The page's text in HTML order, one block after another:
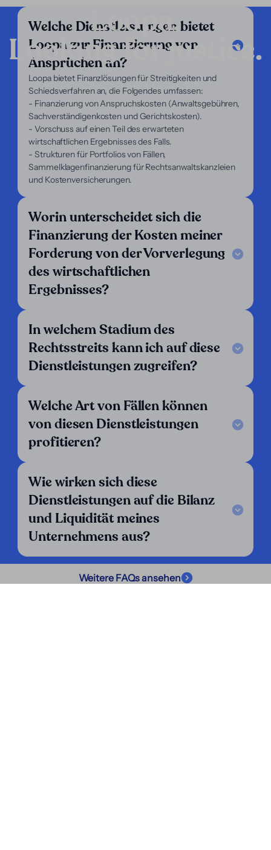
Welche Dienstleistungen bietet
Loopa zur Finanzierung von
Ansprüchen an?
Loopa bietet Finanzlösungen für Streitigkeiten und
Schiedsverfahren an, die Folgendes umfassen:
- Finanzierung von Anspruchskosten (Anwaltsgebühren,
Sachverständigenkosten und Gerichtskosten).
- Vorschuss auf einen Teil des erwarteten
wirtschaftlichen Ergebnisses des Falls.
- Strukturen für Portfolios von Fällen,
Sammelklagenfinanzierung für Rechtsanwaltskanzleien
und Kostenversicherungen.
Worin unterscheidet sich die
Finanzierung der Kosten meiner
Forderung von der Vorverlegung
des wirtschaftlichen
Ergebnisses?
In welchem Stadium des
Rechtsstreits kann ich auf diese
Dienstleistungen zugreifen?
Welche Art von Fällen können
von diesen Dienstleistungen
profitieren?
Wie wirken sich diese
Dienstleistungen auf die Bilanz
und Liquidität meines
Unternehmens aus?
Weitere FAQs ansehen
Loopa.
Looking for justice.
Unternehmen
Unsere Dienstleistungen
Unser Fokus
Über uns
Für Anwälte
Für Kläger
Hilfe
Legal Notice
FAQ
Folgen Sie uns
LinkedIn
Wir sind tätig in:
Argentinien Belgien
Dänemark
Deutschland
Ecuador
El Salvador
England
Finnland
Frankreich
Griechenland Guatemala
Kroatien
Luxemburg
Mexiko
Nicaragua
Niederlande
Österreich
Paraguay
Spanien
Türkei
Uruguay